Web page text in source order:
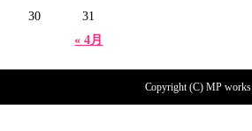
« 4月
30
31
Copyright (C) MP works